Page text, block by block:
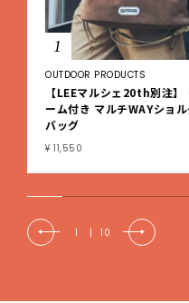
1
OUTDOOR PRODUCTS
【LEEマルシェ20th別注】
ーム付き マルチWAYショ
バッグ
¥ 11,550
1 | 10